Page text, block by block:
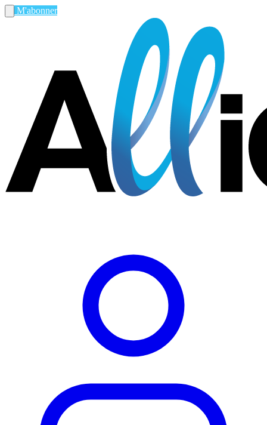
M'abonner